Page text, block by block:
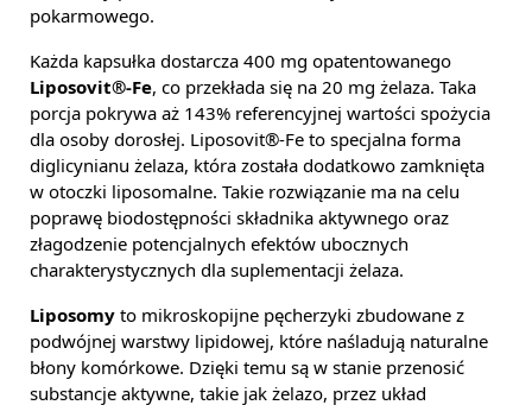
pokarmowego.
Każda kapsułka dostarcza 400 mg opatentowanego
Liposovit®-Fe, co przekłada się na 20 mg żelaza. Taka
porcja pokrywa aż 143% referencyjnej wartości spożycia
dla osoby dorosłej. Liposovit®-Fe to specjalna forma
diglicynianu żelaza, która została dodatkowo zamknięta
w otoczki liposomalne. Takie rozwiązanie ma na celu
poprawę biodostępności składnika aktywnego oraz
złagodzenie potencjalnych efektów ubocznych
charakterystycznych dla suplementacji żelaza.
Liposomy to mikroskopijne pęcherzyki zbudowane z
podwójnej warstwy lipidowej, które naśladują naturalne
błony komórkowe. Dzięki temu są w stanie przenosić
substancje aktywne, takie jak żelazo, przez układ